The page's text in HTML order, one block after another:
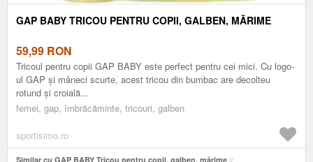
GAP BABY TRICOU PENTRU COPII, GALBEN, MĂRIME
59,99 RON
Tricoul pentru copii GAP BABY este perfect pentru cei mici. Cu logo-
ul GAP și mâneci scurte, acest tricou din bumbac are decolteu
rotund și croială...
femei, gap, îmbrăcăminte, tricouri, galben
sportisimo.ro
Similar cu GAP BABY Tricou pentru copii, galben, mărime